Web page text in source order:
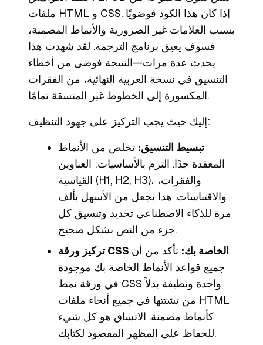
ملفات HTML و CSS. إذا كان هذا الكود فوضويًا
بسبب العلامات غير الضرورية والأنماط المضمنة،
فسوف يعيق برنامج الترجمة. لقد شهدت هذا
يحدث عدة مرات—النتيجة فوضى من أخطاء
التنسيق في نسخة العربية النهائية، من الفقرات
المكسورة إلى الخطوط غير المتسقة تمامًا.
إليك حيث يجب التركيز على جهود التنظيف:
تبسيط التنسيق: تخلص من الأنماط
المعقدة جدًا. التزم بالأساسيات: العناوين
القياسية (H1, H2, H3)، والفقرات،
والاقتباسات. هذا يجعل من الأسهل بألف
مرة للذكاء الاصطناعي تحديد وتنسيق كل
جزء من النص بشكل صحيح.
تركيز ورقة CSS الخاصة بك: تأكد من أن
جميع قواعد الأنماط الخاصة بك موجودة
في ورقة نمط CSS واحدة ونظيفة بدلاً
من تشتتها في جميع أنحاء ملفات HTML
كأنماط مضمنة. الاتساق هو كل شيء
للحفاظ على المظهر المقصود لكتابك.